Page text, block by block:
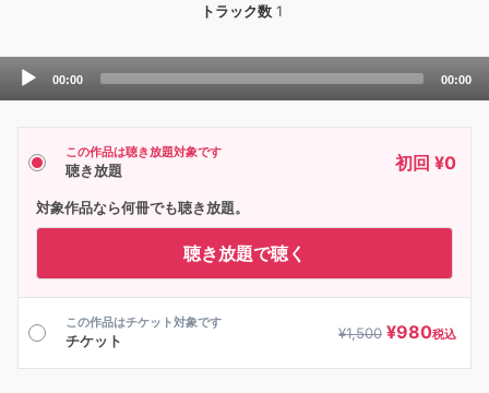
トラック数 1
Audio
00:00 00:00
この作品は聴き放題対象です
聴き放題 初回 ¥0
対象作品なら何冊でも聴き放題。
聴き放題で聴く
この作品はチケット対象です
チケット ¥1,500 ¥980税込